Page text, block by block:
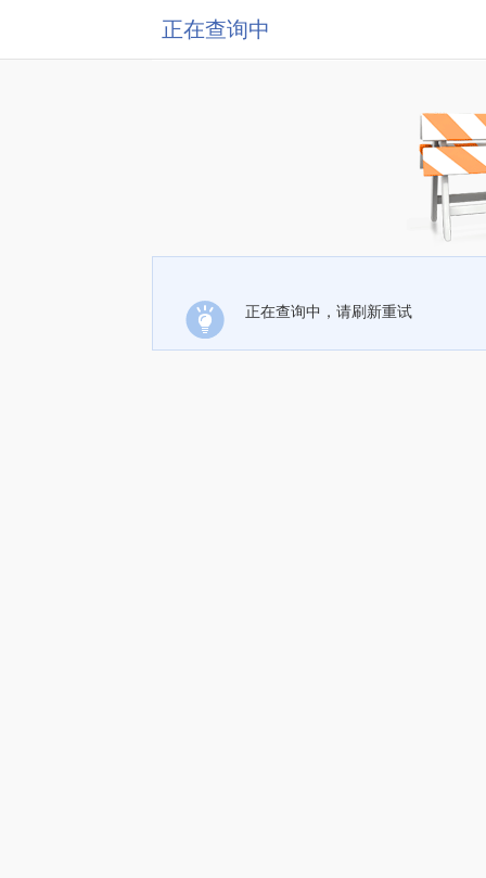
正在查询中
正在查询中，请刷新重试